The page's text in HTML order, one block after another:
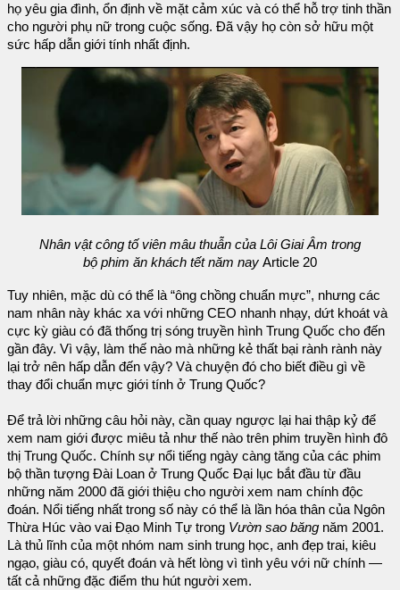
họ yêu gia đình, ổn định về mặt cảm xúc và có thể hỗ trợ tinh thần
cho người phụ nữ trong cuộc sống. Đã vậy họ còn sở hữu một
sức hấp dẫn giới tính nhất định.
Nhân vật công tố viên mâu thuẫn của Lôi Giai Âm trong
bộ phim ăn khách tết năm nay Article 20
Tuy nhiên, mặc dù có thể là “ông chồng chuẩn mực”, nhưng các
nam nhân này khác xa với những CEO nhanh nhạy, dứt khoát và
cực kỳ giàu có đã thống trị sóng truyền hình Trung Quốc cho đến
gần đây. Vì vậy, làm thế nào mà những kẻ thất bại rành rành này
lại trở nên hấp dẫn đến vậy? Và chuyện đó cho biết điều gì về
thay đổi chuẩn mực giới tính ở Trung Quốc?
Để trả lời những câu hỏi này, cần quay ngược lại hai thập kỷ để
xem nam giới được miêu tả như thế nào trên phim truyền hình đô
thị Trung Quốc. Chính sự nổi tiếng ngày càng tăng của các phim
bộ thần tượng Đài Loan ở Trung Quốc Đại lục bắt đầu từ đầu
những năm 2000 đã giới thiệu cho người xem nam chính độc
đoán. Nổi tiếng nhất trong số này có thể là lần hóa thân của Ngôn
Thừa Húc vào vai Đạo Minh Tự trong Vườn sao băng năm 2001.
Là thủ lĩnh của một nhóm nam sinh trung học, anh đẹp trai, kiêu
ngạo, giàu có, quyết đoán và hết lòng vì tình yêu với nữ chính —
tất cả những đặc điểm thu hút người xem.